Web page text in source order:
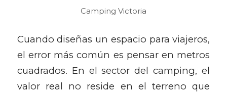
Camping Victoria
Cuando diseñas un espacio para viajeros,
el error más común es pensar en metros
cuadrados. En el sector del camping, el
valor real no reside en el terreno que